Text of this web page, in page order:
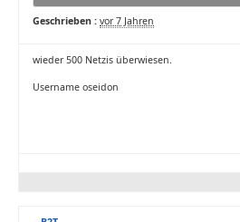
Geschrieben : vor 7 Jahren
wieder 500 Netzis überwiesen.
Username oseidon